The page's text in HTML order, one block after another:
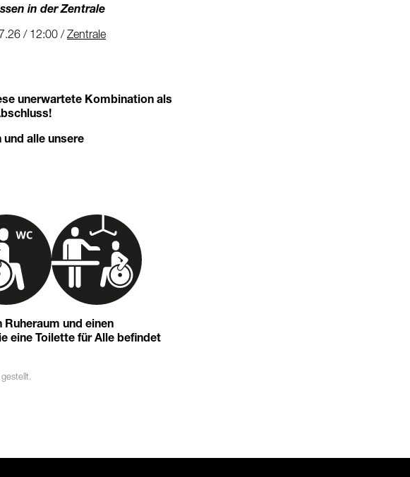
in der Zentrale
/ 12:00 /Zentrale
unerwartete Kombination als
alle unsere
und einen
eine Toilette für Alle befindet